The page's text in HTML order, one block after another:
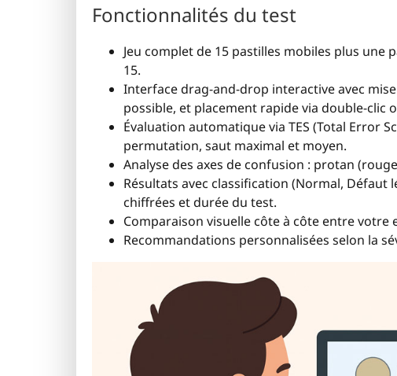
Fonctionnalités du test
Jeu complet de 15 pastilles mobiles plus une
15.
Interface drag-and-drop interactive avec
possible, et placement rapide via double-clic
Évaluation automatique via TES (Total Error
permutation, saut maximal et moyen.
Analyse des axes de confusion : protan
Résultats avec classification (Normal, Défaut
chiffrées et durée du test.
Comparaison visuelle côte à côte entre votre
Recommandations personnalisées selon la